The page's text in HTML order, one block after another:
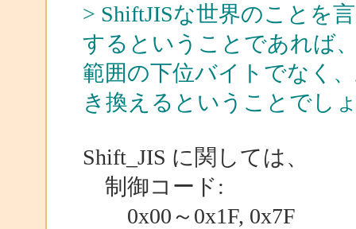
> ShiftJISな世界のことを
するということであれば
範囲の下位バイトでなく
き換えるということでし
Shift_JIS に関しては、
制御コード:
0x00～0x1F, 0x7F